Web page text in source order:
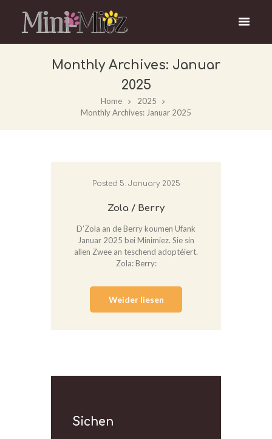
Monthly Archives: Januar
2025
Home
2025
Monthly Archives: Januar 2025
Posted 5. January 2025
Zola / Berry
D’Zola an de Berry koumen Ufank
Januar 2025 bei Minimiez. Sie sin
allen Zwee an teschend adoptéiert.
Zola: Berry:
Weider liesen
Sichen